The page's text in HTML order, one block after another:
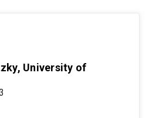
University of